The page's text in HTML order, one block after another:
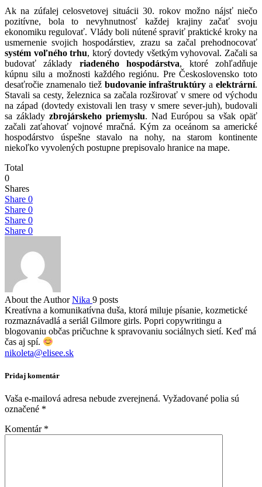
Ak na zúfalej celosvetovej situácii 30. rokov možno nájsť niečo
pozitívne, bola to nevyhnutnosť každej krajiny začať svoju
ekonomiku regulovať. Vlády boli nútené spraviť praktické kroky na
usmernenie svojich hospodárstiev, zrazu sa začal prehodnocovať
systém voľného trhu, ktorý dovtedy všetkým vyhovoval. Začali sa
budovať základy riadeného hospodárstva, ktoré zohľadňuje
kúpnu silu a možnosti každého regiónu. Pre Československo toto
desaťročie znamenalo tiež budovanie infraštruktúry aelektrární.
Stavali sa cesty, železnica sa začala rozširovať v smere od východu
na západ (dovtedy existovali len trasy v smere sever-juh), budovali
sa základyzbrojárskeho priemyslu. Nad Európou sa však opäť
začali zaťahovať vojnové mračná. Kým za oceánom sa americké
hospodárstvo úspešne stavalo na nohy, na starom kontinente
niekoľko vyvolených postupne prepisovalo hranice na mape.
Total
0
Shares
Share 0
Share 0
Share 0
Share 0
About the Author Nika 9 posts
Kreatívna a komunikatívna duša, ktorá miluje písanie, kozmetické
rozmaznávadlá a seriál Gilmore girls. Popri copywritingu a
blogovaniu občas pričuchne k spravovaniu sociálnych sietí. Keď má
čas aj spí.
nikoleta@elisee.sk
Pridaj komentár
Vaša e-mailová adresa nebude zverejnená. Vyžadované polia sú
označené *
Komentár *